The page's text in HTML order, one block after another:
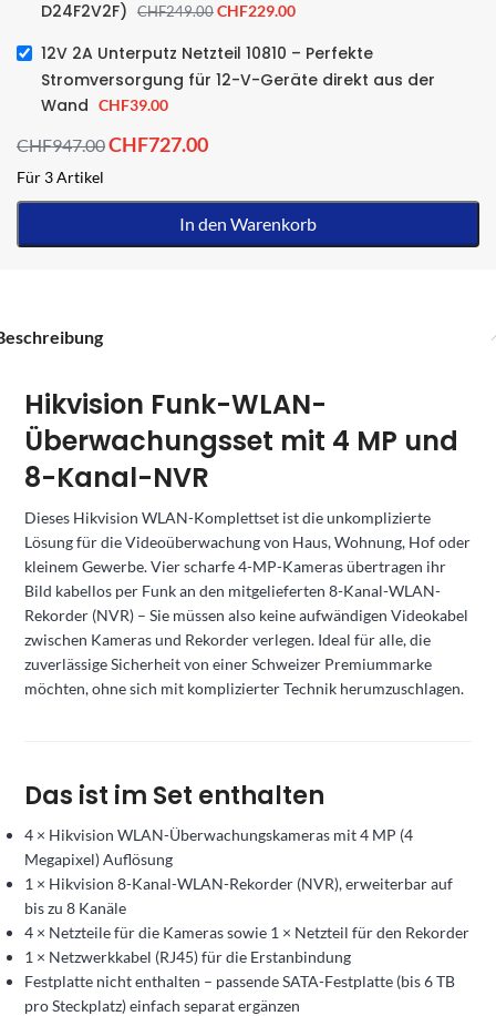
D24F2V2F) CHF249.00 CHF229.00
12V 2A Unterputz Netzteil 10810 – Perfekte
Stromversorgung für 12-V-Geräte direkt aus der
Wand CHF39.00
CHF947.00CHF727.00
Für 3 Artikel
In den Warenkorb
Hikvision Funk-WLAN-
Überwachungsset mit 4 MP und
8-Kanal-NVR
Dieses Hikvision WLAN-Komplettset ist die unkomplizierte
Lösung für die Videoüberwachung von Haus, Wohnung, Hof oder
kleinem Gewerbe. Vier scharfe 4-MP-Kameras übertragen ihr
Bild kabellos per Funk an den mitgelieferten 8-Kanal-WLAN-
Rekorder (NVR) – Sie müssen also keine aufwändigen Videokabel
zwischen Kameras und Rekorder verlegen. Ideal für alle, die
zuverlässige Sicherheit von einer Schweizer Premiummarke
möchten, ohne sich mit komplizierter Technik herumzuschlagen.
Das ist im Set enthalten
4 × Hikvision WLAN-Überwachungskameras mit 4 MP (4
Megapixel) Auflösung
1 × Hikvision 8-Kanal-WLAN-Rekorder (NVR), erweiterbar auf
bis zu 8 Kanäle
4 × Netzteile für die Kameras sowie 1 × Netzteil für den Rekorder
1 × Netzwerkkabel (RJ45) für die Erstanbindung
Festplatte nicht enthalten – passende SATA-Festplatte (bis 6 TB
pro Steckplatz) einfach separat ergänzen